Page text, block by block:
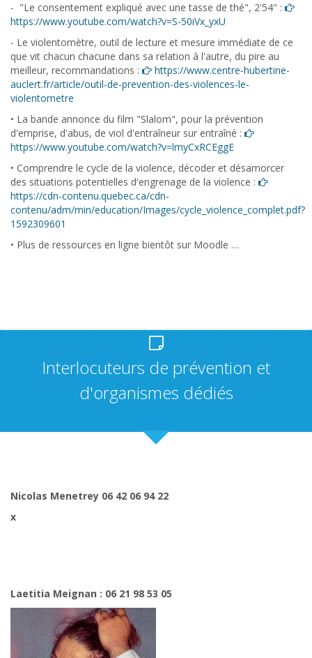
- "Le consentement expliqué avec une tasse de thé", 2'54" :
https://www.youtube.com/watch?v=S-50iVx_yxU
- Le violentomètre, outil de lecture et mesure immédiate de ce
que vit chacun chacune dans sa relation à l'autre, du pire au
meilleur, recommandations :
https://www.centre-hubertine-
auclert.fr/article/outil-de-prevention-des-violences-le-
violentometre
• La bande annonce du film "Slalom", pour la prévention
d'emprise, d'abus, de viol d'entraîneur sur entraîné :
https://www.youtube.com/watch?v=lmyCxRCEggE
• Comprendre le cycle de la violence, décoder et désamorcer
des situations potentielles d'engrenage de la violence :
https://cdn-contenu.quebec.ca/cdn-
contenu/adm/min/education/Images/cycle_violence_complet.pdf?
1592309601
• Plus de ressources en ligne bientôt sur Moodle …
Interlocuteurs de prévention et
d'organismes dédiés
Nicolas Menetrey 06 42 06 94 22
x
Laetitia Meignan : 06 21 98 53 05